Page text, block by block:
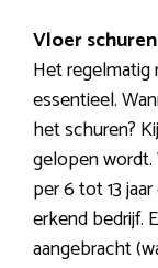
Vloer
Het regelmatig
essentieel.
het schuren?
gelopen wordt.
per 6 tot 13
erkend bedrijf.
aangebracht